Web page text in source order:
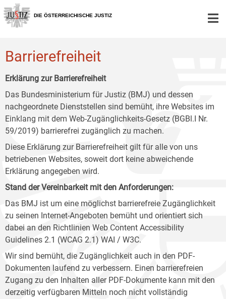
Zur
Hauptnavigation
[1]
Zum
Inhalt
[2]
Zum
Untermenü
[3]
DIE ÖSTERREICHISCHE JUSTIZ
Barrierefreiheit
Erklärung zur Barrierefreiheit
Das Bundesministerium für Justiz (BMJ) und dessen
nachgeordnete Dienststellen sind bemüht, ihre Websites im
Einklang mit dem Web-Zugänglichkeits-Gesetz (BGBl.I Nr.
59/2019) barrierefrei zugänglich zu machen.
Diese Erklärung zur Barrierefreiheit gilt für alle von uns
betriebenen Websites, soweit dort keine abweichende
Erklärung angegeben wird.
Stand der Vereinbarkeit mit den Anforderungen:
Das BMJ ist um eine möglichst barrierefreie Zugänglichkeit
zu seinen Internet-Angeboten bemüht und orientiert sich
dabei an den Richtlinien Web Content Accessibility
Guidelines 2.1 (WCAG 2.1) WAI / W3C.
Wir sind bemüht, die Zugänglichkeit auch in den PDF-
Dokumenten laufend zu verbessern. Einen barrierefreien
Zugang zu den Inhalten aller PDF-Dokumente kann mit den
derzeitig verfügbaren Mitteln noch nicht vollständig